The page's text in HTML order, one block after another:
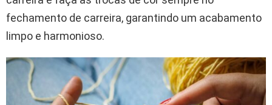
fechamento de carreira, garantindo um acabamento
limpo e harmonioso.